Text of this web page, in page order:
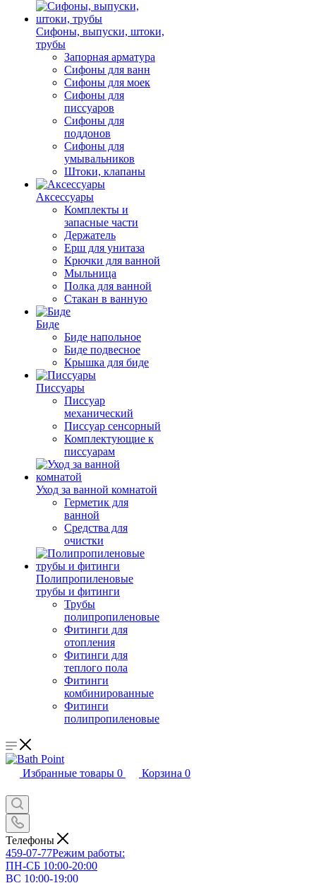
Сифоны, выпуски, штоки,
трубы
Запорная арматура
Сифоны для ванн
Сифоны для моек
Сифоны для
писсуаров
Сифоны для
поддонов
Сифоны для
умывальников
Штоки, клапаны
Аксессуары
Комплекты и
запасные части
Держатель
Ерш для унитаза
Крючки для ванной
Мыльница
Полка для ванной
Стакан в ванную
Биде
Биде напольное
Биде подвесное
Крышка для биде
Писсуары
Писсуар
механический
Писсуар сенсорный
Комплектующие к
писсуарам
Уход за ванной комнатой
Герметик для
ванной
Средства для
очистки
Полипропиленовые
трубы и фитинги
Трубы
полипропиленовые
Фитинги для
отопления
Фитинги для
теплого пола
Фитинги
комбинированные
Фитинги
полипропиленовые
Избранные товары 0 Корзина 0
Телефоны
459-07-77Режим работы:
ПН-СБ 10:00-20:00
ВС 10:00-19:00